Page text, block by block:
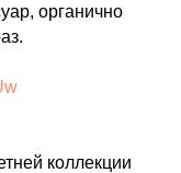
органично
коллекции